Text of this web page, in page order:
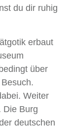
du dir ruhig
erbaut
über
Weiter
Die Burg
deutschen